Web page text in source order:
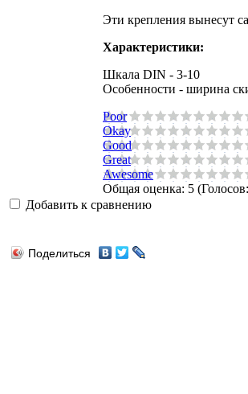
Эти крепления вынесут
Характеристики:
Шкала DIN - 3-10
Особенности - ширина
Poor
Okay
Good
Great
Awesome
Общая оценка: 5 (
Добавить к сравнению
Поделиться